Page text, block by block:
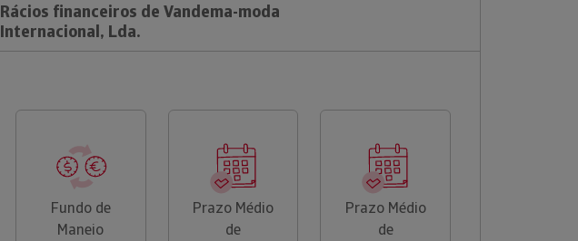
Rácios financeiros de Vandema-moda
Internacional, Lda.
Fundo de
Maneio
Prazo Médio
de
Prazo Médio
de